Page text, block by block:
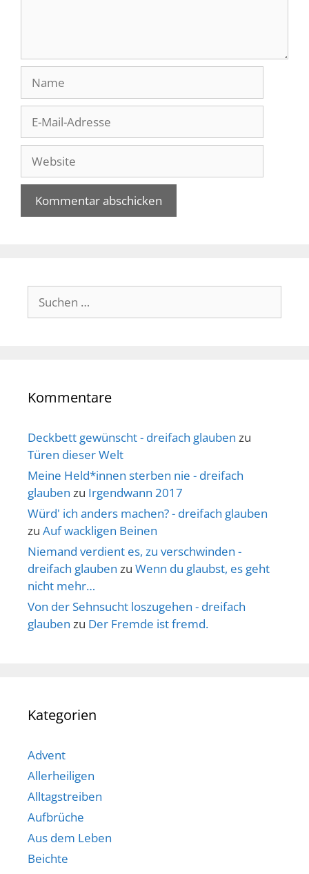
Mail-
Adresse
Website
Suche
nach:
Kommentare
Deckbett gewünscht - dreifach glauben zu
Türen dieser Welt
Meine Held*innen sterben nie - dreifach
glauben zu Irgendwann 2017
Würd' ich anders machen? - dreifach glauben
zu Auf wackligen Beinen
Niemand verdient es, zu verschwinden -
dreifach glauben zu Wenn du glaubst, es geht
nicht mehr…
Von der Sehnsucht loszugehen - dreifach
glauben zu Der Fremde ist fremd.
Kategorien
Advent
Allerheiligen
Alltagstreiben
Aufbrüche
Aus dem Leben
Beichte